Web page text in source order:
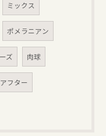
ミックス
ポメラニアン
ズ 肉球
フター